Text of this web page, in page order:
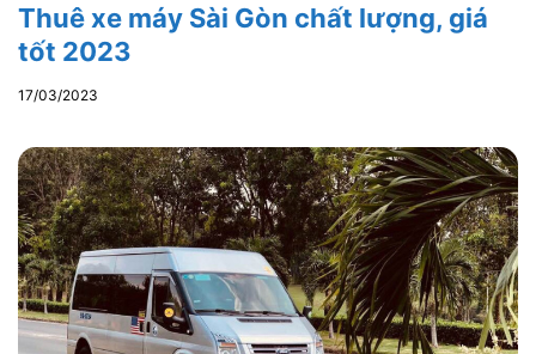
Thuê xe máy Sài Gòn chất lượng, giá
tốt 2023
17/03/2023